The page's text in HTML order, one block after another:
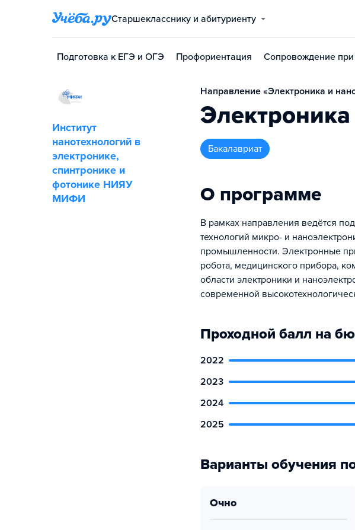
Старшекласснику и абитуриенту
Подготовка к ЕГЭ и ОГЭ Профориентация Сопровождение при
Институт
нанотехнологий в
электронике,
спинтронике и
фотонике НИЯУ
МИФИ
Направление «Электроника и
бакалавриат
О программе
В рамках направления ведётся
технологий микро- и
промышленности. Электронные
робота, медицинского прибора,
области электроники и
современной
Проходной балл на
2022
2023
2024
2025
Варианты обучения
очно